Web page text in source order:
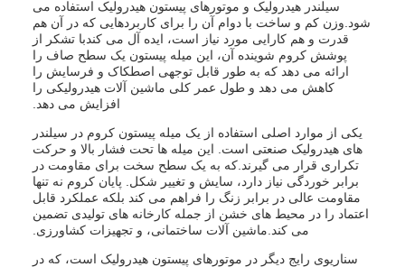
سیلندر هیدرولیک و موتورهای پیستون هیدرولیک استفاده می
شود.وزن کم و ساخت با دوام آن را برای کاربردهایی که در آن هم
قدرت و هم کارایی مورد نیاز است، ایده آل می کندبا تشکر از
پوشش کروم شوینده آن، این میله پیستون یک سطح صاف را
ارائه می دهد که به طور قابل توجهی اصطکاک و فرسایش را
کاهش می دهد و طول عمر کلی ماشین آلات هیدرولیکی را
افزایش می دهد.
یکی از موارد اصلی استفاده از یک میله پیستون کروم در سیلندر
های هیدرولیک صنعتی است. این میله ها تحت فشار بالا و حرکت
تکراری قرار می گیرند.که به یک سطح سخت برای مقاومت در
برابر خوردگی نیاز دارد، سایش و تغییر شکل. پایان کروم نه تنها
مقاومت عالی در برابر زنگ را فراهم می کند بلکه عملکرد قابل
اعتماد را در محیط های خشن از جمله کارخانه های تولیدی تضمین
می کند.ماشین آلات ساختمانی، و تجهیزات کشاورزی.
سناریوی رایج دیگر در موتورهای پیستون هیدرولیک است، که در